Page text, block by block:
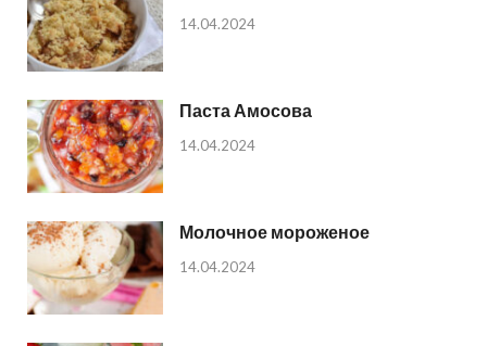
14.04.2024
Паста Амосова
14.04.2024
Молочное мороженое
14.04.2024